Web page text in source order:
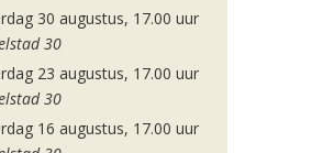
30 augustus, 17.00 uur
30
23 augustus, 17.00 uur
30
16 augustus, 17.00 uur